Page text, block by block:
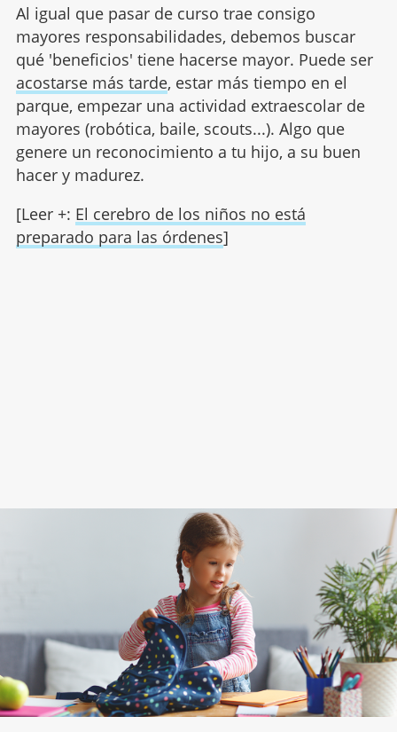
Al igual que pasar de curso trae consigo
mayores responsabilidades, debemos buscar
qué 'beneficios' tiene hacerse mayor. Puede ser
acostarse más tarde, estar más tiempo en el
parque, empezar una actividad extraescolar de
mayores (robótica, baile, scouts...). Algo que
genere un reconocimiento a tu hijo, a su buen
hacer y madurez.
[Leer +: El cerebro de los niños no está
preparado para las órdenes]